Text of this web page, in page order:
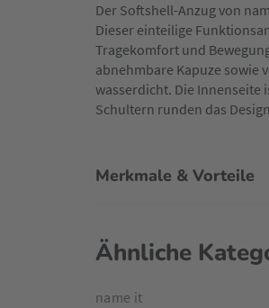
Der Softshell-Anzug von
Dieser einteilige
Tragekomfort und
abnehmbare Kapuze sowie
wasserdicht. Die Innenseite
Schultern runden das
Merkmale & Vorteile
Ähnliche
name it